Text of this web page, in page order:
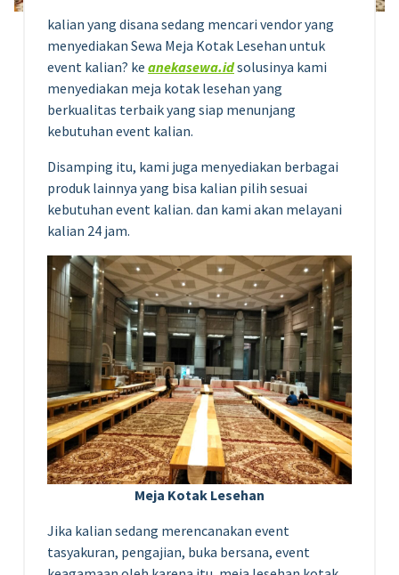
kalian yang disana sedang mencari vendor yang
menyediakan Sewa Meja Kotak Lesehan untuk
event kalian? ke anekasewa.idsolusinya kami
menyediakan meja kotak lesehan yang
berkualitas terbaik yang siap menunjang
kebutuhan event kalian.
Disamping itu, kami juga menyediakan berbagai
produk lainnya yang bisa kalian pilih sesuai
kebutuhan event kalian. dan kami akan melayani
kalian 24 jam.
Meja Kotak Lesehan
Jika kalian sedang merencanakan event
tasyakuran, pengajian, buka bersana, event